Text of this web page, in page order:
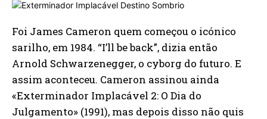
Foi James Cameron quem começou o icónico
sarilho, em 1984. “I’ll be back”, dizia então
Arnold Schwarzenegger, o cyborg do futuro. E
assim aconteceu. Cameron assinou ainda
«Exterminador Implacável 2: O Dia do
Julgamento» (1991), mas depois disso não quis